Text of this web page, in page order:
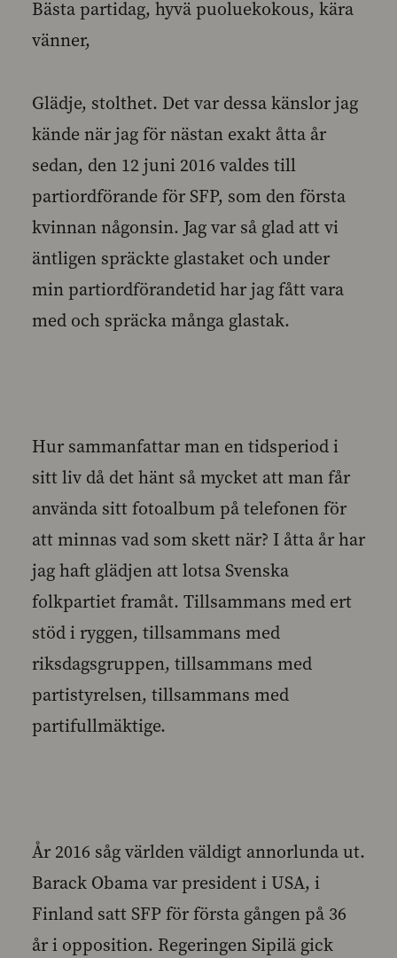
Bästa partidag, hyvä puoluekokous, kära
vänner,
Glädje, stolthet. Det var dessa känslor jag
kände när jag för nästan exakt åtta år
sedan, den 12 juni 2016 valdes till
partiordförande för SFP, som den första
kvinnan någonsin. Jag var så glad att vi
äntligen spräckte glastaket och under
min partiordförandetid har jag fått vara
med och spräcka många glastak.
Hur sammanfattar man en tidsperiod i
sitt liv då det hänt så mycket att man får
använda sitt fotoalbum på telefonen för
att minnas vad som skett när? I åtta år har
jag haft glädjen att lotsa Svenska
folkpartiet framåt. Tillsammans med ert
stöd i ryggen, tillsammans med
riksdagsgruppen, tillsammans med
partistyrelsen, tillsammans med
partifullmäktige.
År 2016 såg världen väldigt annorlunda ut.
Barack Obama var president i USA, i
Finland satt SFP för första gången på 36
år i opposition. Regeringen Sipilä gick